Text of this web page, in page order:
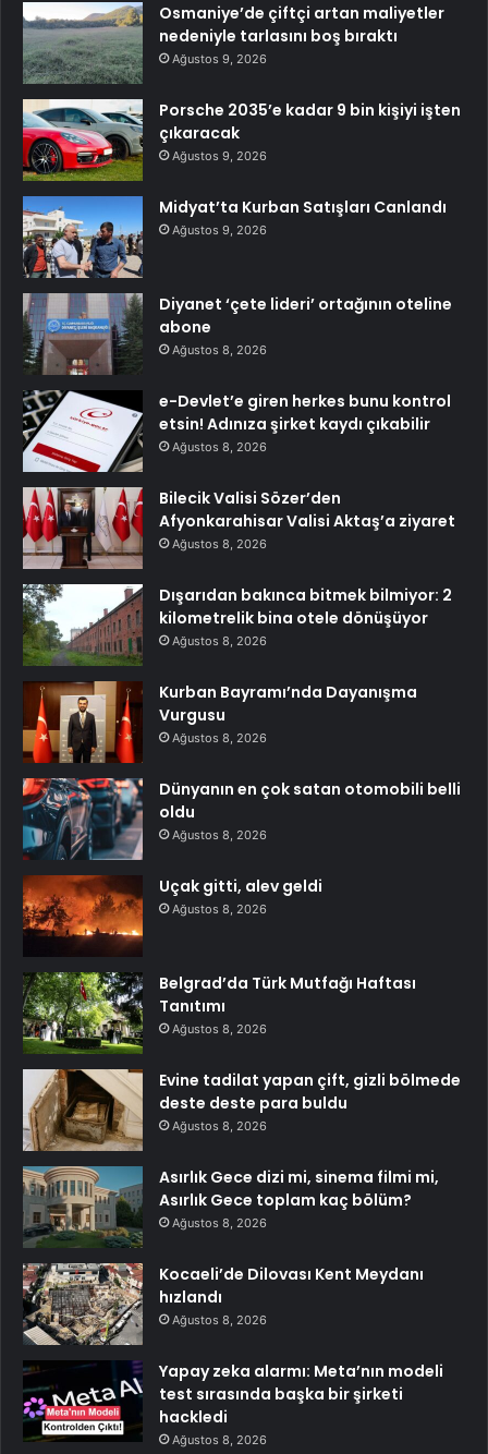
Osmaniye’de çiftçi artan maliyetler
nedeniyle tarlasını boş bıraktı
Ağustos 9, 2026
Porsche 2035’e kadar 9 bin kişiyi işten
çıkaracak
Ağustos 9, 2026
Midyat’ta Kurban Satışları Canlandı
Ağustos 9, 2026
Diyanet ‘çete lideri’ ortağının oteline
abone
Ağustos 8, 2026
e-Devlet’e giren herkes bunu kontrol
etsin! Adınıza şirket kaydı çıkabilir
Ağustos 8, 2026
Bilecik Valisi Sözer’den
Afyonkarahisar Valisi Aktaş’a ziyaret
Ağustos 8, 2026
Dışarıdan bakınca bitmek bilmiyor: 2
kilometrelik bina otele dönüşüyor
Ağustos 8, 2026
Kurban Bayramı’nda Dayanışma
Vurgusu
Ağustos 8, 2026
Dünyanın en çok satan otomobili belli
oldu
Ağustos 8, 2026
Uçak gitti, alev geldi
Ağustos 8, 2026
Belgrad’da Türk Mutfağı Haftası
Tanıtımı
Ağustos 8, 2026
Evine tadilat yapan çift, gizli bölmede
deste deste para buldu
Ağustos 8, 2026
Asırlık Gece dizi mi, sinema filmi mi,
Asırlık Gece toplam kaç bölüm?
Ağustos 8, 2026
Kocaeli’de Dilovası Kent Meydanı
hızlandı
Ağustos 8, 2026
Yapay zeka alarmı: Meta’nın modeli
test sırasında başka bir şirketi
hackledi
Ağustos 8, 2026